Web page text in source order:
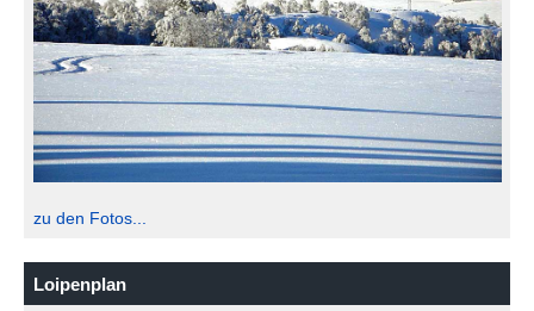
zu den Fotos...
Loipenplan